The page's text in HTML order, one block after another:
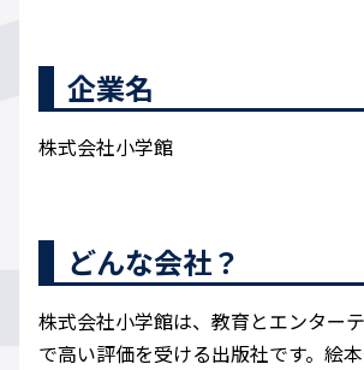
企業名
株式会社小学館
どんな会社？
株式会社小学館は、教育とエンター
で高い評価を受ける出版社です。絵